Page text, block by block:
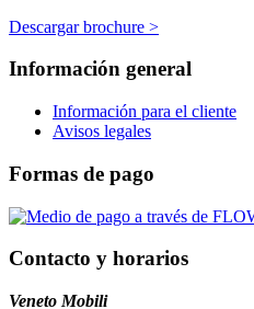
Descargar brochure >
Información general
Información para el cliente
Avisos legales
Formas de pago
Contacto y horarios
Veneto Mobili